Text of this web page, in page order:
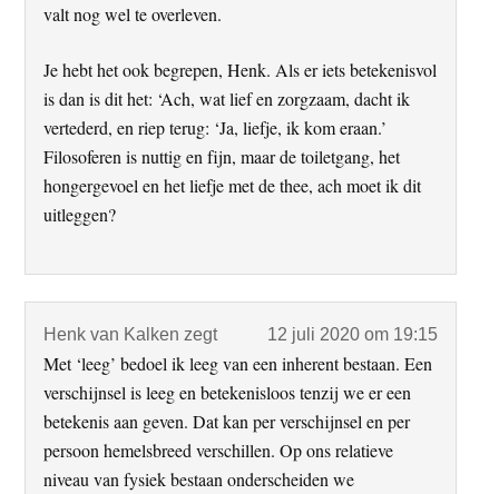
valt nog wel te overleven.
Je hebt het ook begrepen, Henk. Als er iets betekenisvol
is dan is dit het: ‘Ach, wat lief en zorgzaam, dacht ik
vertederd, en riep terug: ‘Ja, liefje, ik kom eraan.’
Filosoferen is nuttig en fijn, maar de toiletgang, het
hongergevoel en het liefje met de thee, ach moet ik dit
uitleggen?
Henk van Kalken zegt 12 juli 2020 om 19:15
Met ‘leeg’ bedoel ik leeg van een inherent bestaan. Een
verschijnsel is leeg en betekenisloos tenzij we er een
betekenis aan geven. Dat kan per verschijnsel en per
persoon hemelsbreed verschillen. Op ons relatieve
niveau van fysiek bestaan onderscheiden we